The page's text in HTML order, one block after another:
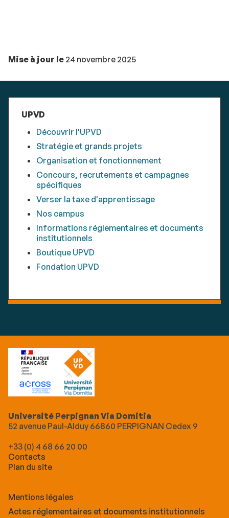
Mise à jour le 24 novembre 2025
UPVD
Découvrir l'UPVD
Stratégie et grands projets
Organisation et fonctionnement
Concours, recrutements et campagnes
spécifiques
Verser la taxe d'apprentissage
Nos campus
Informations réglementaires et documents
institutionnels
Boutique UPVD
Fondation UPVD
Université Perpignan Via Domitia
52 avenue Paul-Alduy 66860 PERPIGNAN Cedex 9
+33 (0) 4 68 66 20 00
Contacts
Plan du site
Mentions légales
Actes réglementaires et documents institutionnels